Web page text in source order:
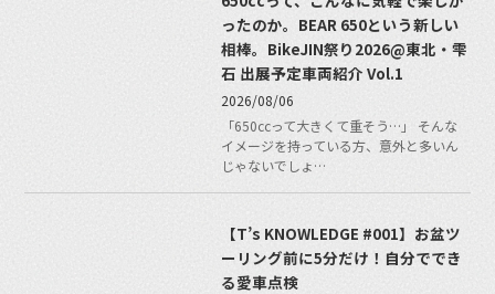
ったのか。BEAR 650という新しい
相棒。BikeJIN祭り2026@東北・雫
石 出展予定車両紹介 Vol.1
2026/08/06
「650ccって大きくて重そう…」 そんな
イメージを持っている方、意外と多いん
じゃないでしょ…
【T’s KNOWLEDGE #001】お盆ツ
ーリング前に5分だけ！自分ででき
る愛車点検